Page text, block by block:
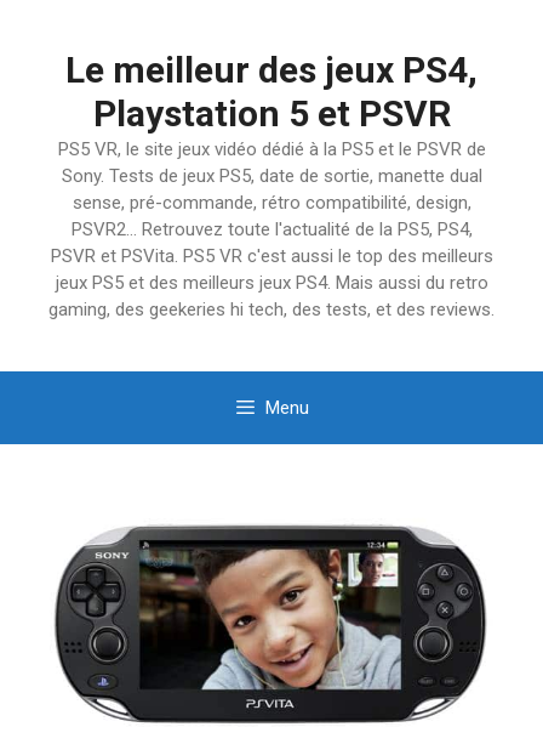
Le meilleur des jeux PS4,
Playstation 5 et PSVR
PS5 VR, le site jeux vidéo dédié à la PS5 et le PSVR de
Sony. Tests de jeux PS5, date de sortie, manette dual
sense, pré-commande, rétro compatibilité, design,
PSVR2… Retrouvez toute l'actualité de la PS5, PS4,
PSVR et PSVita. PS5 VR c'est aussi le top des meilleurs
jeux PS5 et des meilleurs jeux PS4. Mais aussi du retro
gaming, des geekeries hi tech, des tests, et des reviews.
Menu